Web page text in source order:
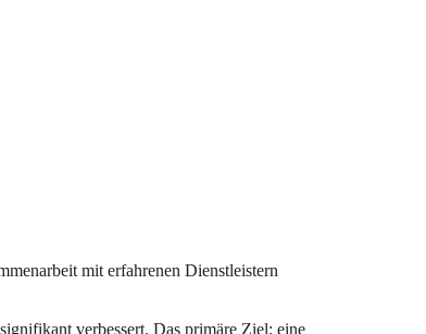
mit erfahrenen Dienstleistern
verbessert. Das primäre Ziel: eine